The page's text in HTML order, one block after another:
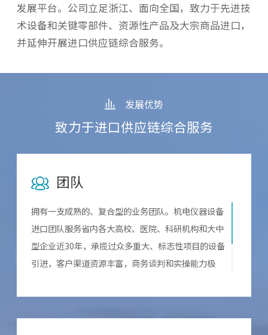
发展平台。公司立足浙江、面向全国，致力于先进技
术设备和关键零部件、资源性产品及大宗商品进口，
并延伸开展进口供应链综合服务。
发展优势
致力于进口供应链综合服务
团队
拥有一支成熟的、复合型的业务团队。机电仪器设备
进口团队服务省内各大高校、医院、科研机构和大中
型企业近30年，承揽过众多重大、标志性项目的设备
引进，客户渠道资源丰富，商务谈判和实操能力极
贸易、金融、产业等多方面背景的人才，机制灵活、